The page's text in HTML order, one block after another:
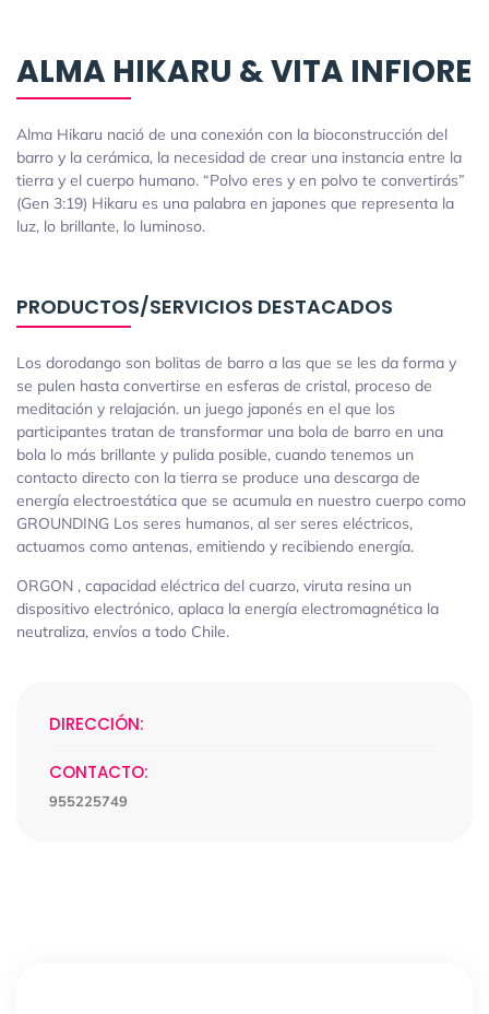
ALMA HIKARU & VITA INFIORE
Alma Hikaru nació de una conexión con la bioconstrucción del
barro y la cerámica, la necesidad de crear una instancia entre la
tierra y el cuerpo humano. “Polvo eres y en polvo te convertirás”
(Gen 3:19) Hikaru es una palabra en japones que representa la
luz, lo brillante, lo luminoso.
PRODUCTOS/SERVICIOS DESTACADOS
Los dorodango son bolitas de barro a las que se les da forma y
se pulen hasta convertirse en esferas de cristal, proceso de
meditación y relajación. un juego japonés en el que los
participantes tratan de transformar una bola de barro en una
bola lo más brillante y pulida posible, cuando tenemos un
contacto directo con la tierra se produce una descarga de
energía electroestática que se acumula en nuestro cuerpo como
GROUNDING Los seres humanos, al ser seres eléctricos,
actuamos como antenas, emitiendo y recibiendo energía.
ORGON , capacidad eléctrica del cuarzo, viruta resina un
dispositivo electrónico, aplaca la energía electromagnética la
neutraliza, envíos a todo Chile.
DIRECCIÓN:
CONTACTO:
955225749